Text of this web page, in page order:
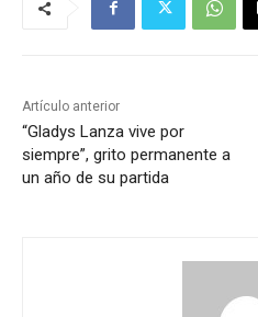
Artículo anterior
“Gladys Lanza vive por
siempre”, grito permanente a
un año de su partida